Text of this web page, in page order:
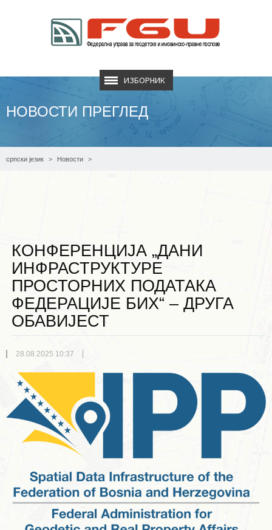
ИЗБОРНИК
НОВОСТИ ПРЕГЛЕД
српски језик Новости
КОНФЕРЕНЦИЈА „ДАНИ
ИНФРАСТРУКТУРЕ
ПРОСТОРНИХ ПОДАТАКА
ФЕДЕРАЦИЈЕ БИХ“ – ДРУГА
ОБАВИЈЕСТ
28.08.2025 10:37